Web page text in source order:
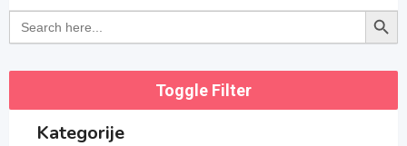
Search
for:
Search Button
Toggle Filter
Kategorije